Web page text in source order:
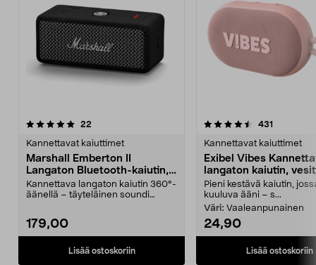
22
Kannettavat kaiuttimet
Marshall Emberton II
Langaton Bluetooth-kaiutin,
musta
Kannettava langaton kaiutin 360°-
äänellä – täyteläinen soundi
179,00
Lisää ostoskoriin
4.5 viidestä
431
Kannettavat kaiuttimet
Exibel Vibes
langaton kaiutin,
Pieni kestävä kaiutin,
kuuluva ääni – s...
Väri: Vaaleanpunainen
24,90
Lisää ostoskoriin
4.5 viidestä